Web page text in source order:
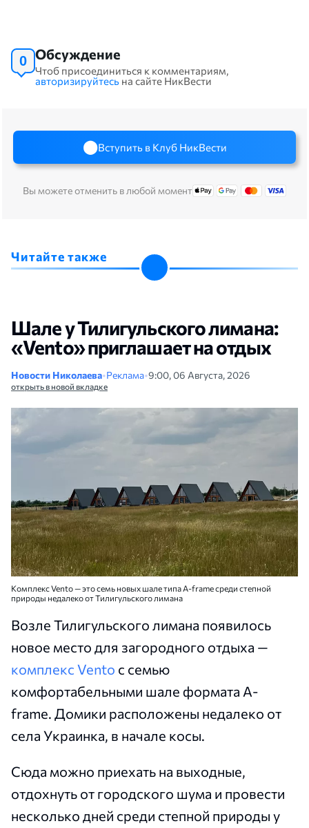
0 Обсуждение
Чтоб присоединиться к комментариям,
авторизируйтесь на сайте НикВести
Вступить в Клуб НикВести
Вы можете отменить в любой момент
Читайте также
Шале у Тилигульского лимана:
«Vento» приглашает на отдых
Новости Николаева•Реклама•9:00, 06 Августа, 2026
открыть в новой вкладке
Комплекс Vento — это семь новых шале типа A-frame среди степной
природы недалеко от Тилигульского лимана
Возле Тилигульского лимана появилось
новое место для загородного отдыха —
комплекс Vento с семью
комфортабельными шале формата A-
frame. Домики расположены недалеко от
села Украинка, в начале косы.
Сюда можно приехать на выходные,
отдохнуть от городского шума и провести
несколько дней среди степной природы у